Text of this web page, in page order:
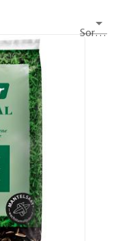
Sortieren nach